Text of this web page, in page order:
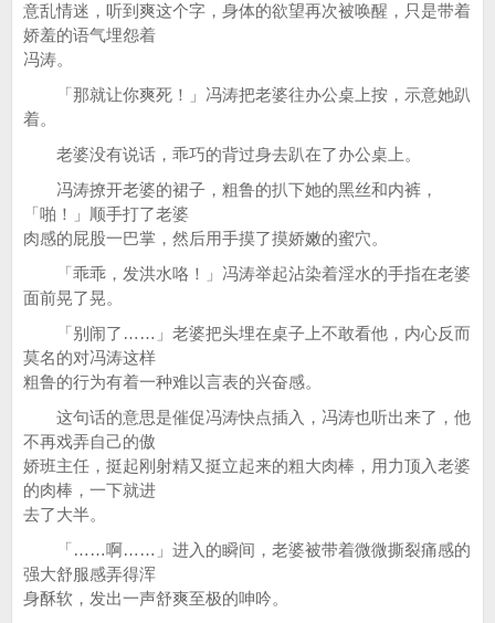
意乱情迷，听到爽这个字，身体的欲望再次被唤醒，只是带着
娇羞的语气埋怨着
冯涛。
「那就让你爽死！」冯涛把老婆往办公桌上按，示意她趴
着。
老婆没有说话，乖巧的背过身去趴在了办公桌上。
冯涛撩开老婆的裙子，粗鲁的扒下她的黑丝和内裤，
「啪！」顺手打了老婆
肉感的屁股一巴掌，然后用手摸了摸娇嫩的蜜穴。
「乖乖，发洪水咯！」冯涛举起沾染着淫水的手指在老婆
面前晃了晃。
「别闹了……」老婆把头埋在桌子上不敢看他，内心反而
莫名的对冯涛这样
粗鲁的行为有着一种难以言表的兴奋感。
这句话的意思是催促冯涛快点插入，冯涛也听出来了，他
不再戏弄自己的傲
娇班主任，挺起刚射精又挺立起来的粗大肉棒，用力顶入老婆
的肉棒，一下就进
去了大半。
「……啊……」进入的瞬间，老婆被带着微微撕裂痛感的
强大舒服感弄得浑
身酥软，发出一声舒爽至极的呻吟。